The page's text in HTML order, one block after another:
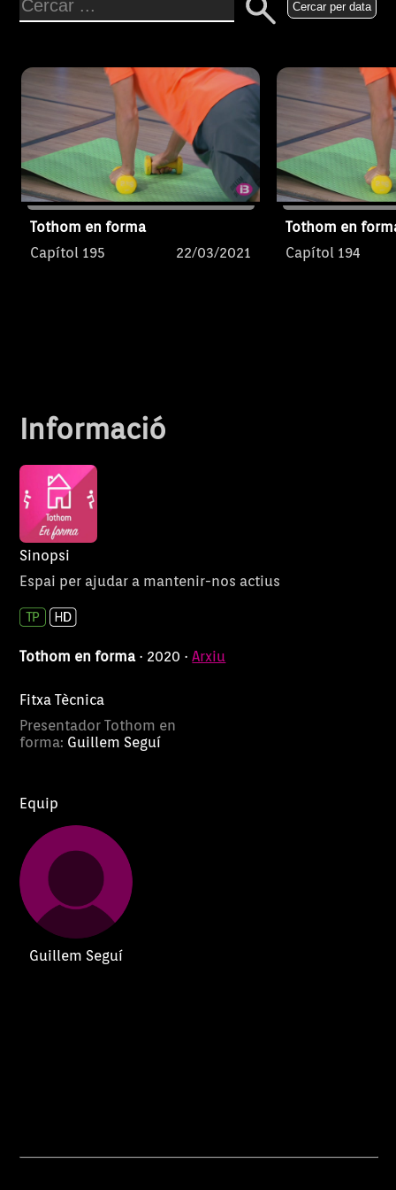
Cercar per data
Tothom en forma
Capítol 195
22/03/2021
s’usaran materials que tothom
Tothom en
Capítol 194
s’usaran
Informació
Sinopsi
Espai per ajudar a mantenir-nos actius
Tothom en forma · 2020 ·Arxiu
Fitxa Tècnica
Presentador Tothom en
forma: Guillem Seguí
Equip
Guillem Seguí